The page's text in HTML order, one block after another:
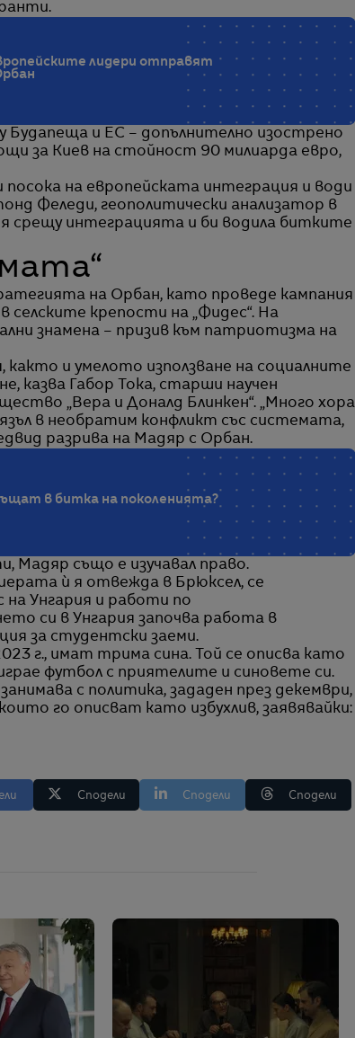
лидери отправят
и ЕС – допълнително изострено
за Киев на стойност 90 милиарда евро,
посока на европейската интеграция и води
Феледи, геополитически анализатор в
срещу интеграцията и би водила битките
на Орбан, като проведе кампания
селските крепости на „Фидес“. На
знамена – призив към патриотизма на
както и умелото използване на социалните
казва Габор Тока, старши научен
„Вера и Доналд Блинкен“. „Много хора
в необратим конфликт със системата,
разрива на Мадяр с Орбан.
в битка на поколенията?
Мадяр също е изучавал право.
ѝ я отвежда в Брюксел, се
на Унгария и работи по
си в Унгария започва работа в
за студентски заеми.
г., имат трима сина. Той се описва като
футбол с приятелите и синовете си.
с политика, зададен през декември,
го описват като избухлив, заявявайки:
Сподели Сподели Сподели